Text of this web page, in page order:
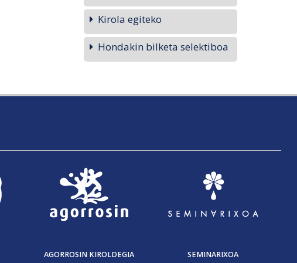
Kirola egiteko
Hondakin bilketa selektiboa
AGORROSIN KIROLDEGIA SEMINARIXOA